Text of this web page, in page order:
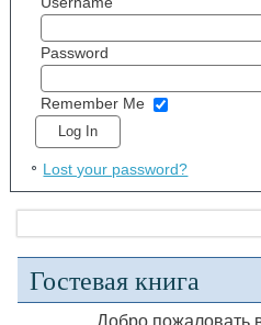
Password
Remember Me
Lost your password?
Гостевая книга
Добро пожаловать